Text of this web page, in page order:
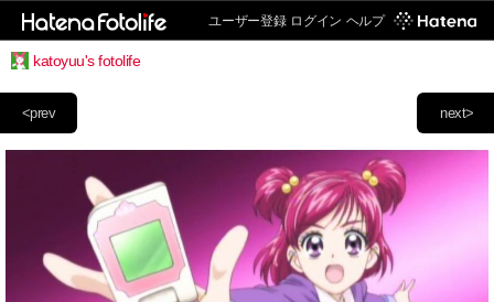
ユーザー登録 ログイン ヘルプ
katoyuu's fotolife
next>
<prev